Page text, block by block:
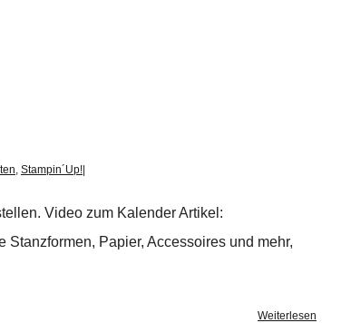
, Stampin´Up!
Video zum Kalender Artikel:
Papier, Accessoires und mehr,
Weiterlesen